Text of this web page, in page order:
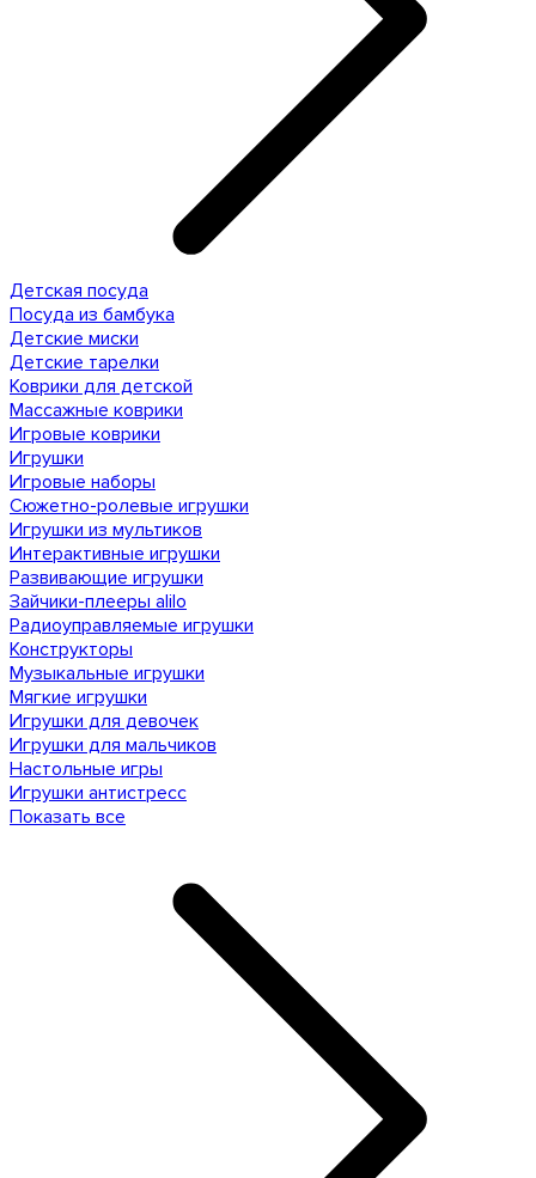
Детская посуда
Посуда из бамбука
Детские миски
Детские тарелки
Коврики для детской
Массажные коврики
Игровые коврики
Игрушки
Игровые наборы
Сюжетно-ролевые игрушки
Игрушки из мультиков
Интерактивные игрушки
Развивающие игрушки
Зайчики-плееры alilo
Радиоуправляемые игрушки
Конструкторы
Музыкальные игрушки
Мягкие игрушки
Игрушки для девочек
Игрушки для мальчиков
Настольные игры
Игрушки антистресс
Показать все